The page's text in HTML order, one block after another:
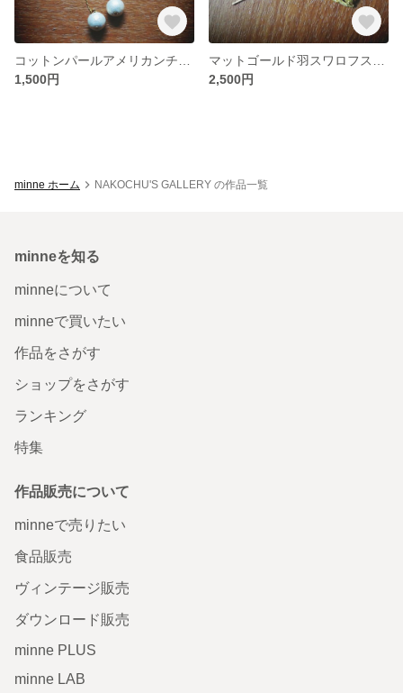
1,500円
2,500円
minne ホーム NAKOCHU'S GALLERY の作品一覧
minneを知る
minneについて
minneで買いたい
作品をさがす
ショップをさがす
ランキング
特集
作品販売について
minneで売りたい
食品販売
ヴィンテージ販売
ダウンロード販売
minne PLUS
minne LAB